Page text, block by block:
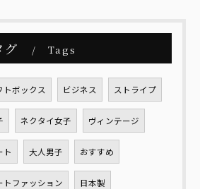
グ Tags
トボックス ビジネス ストライプ
ネクタイ女子 ヴィンテージ
ト 大人男子 おすすめ
トファッション 日本製